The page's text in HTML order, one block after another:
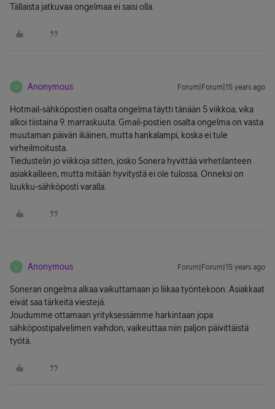
Tällaista jatkuvaa ongelmaa ei saisi olla.
A Anonymous Forum|Forum|15 years ago
Hotmail-sähköpostien osalta ongelma täytti tänään 5 viikkoa, vika
alkoi tiistaina 9. marraskuuta. Gmail-postien osalta ongelma on vasta
muutaman päivän ikäinen, mutta hankalampi, koska ei tule
virheilmoitusta.
Tiedustelin jo viikkoja sitten, josko Sonera hyvittää virhetilanteen
asiakkailleen, mutta mitään hyvitystä ei ole tulossa. Onneksi on
luukku-sähköposti varalla.
A Anonymous Forum|Forum|15 years ago
Soneran ongelma alkaa vaikuttamaan jo liikaa työntekoon. Asiakkaat
eivät saa tärkeitä viestejä.
Joudumme ottamaan yrityksessämme harkintaan jopa
sähköpostipalvelimen vaihdon, vaikeuttaa niin paljon päivittäistä
työtä.